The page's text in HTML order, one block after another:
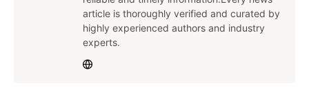
article is thoroughly verified and curated by
highly experienced authors and industry
experts.